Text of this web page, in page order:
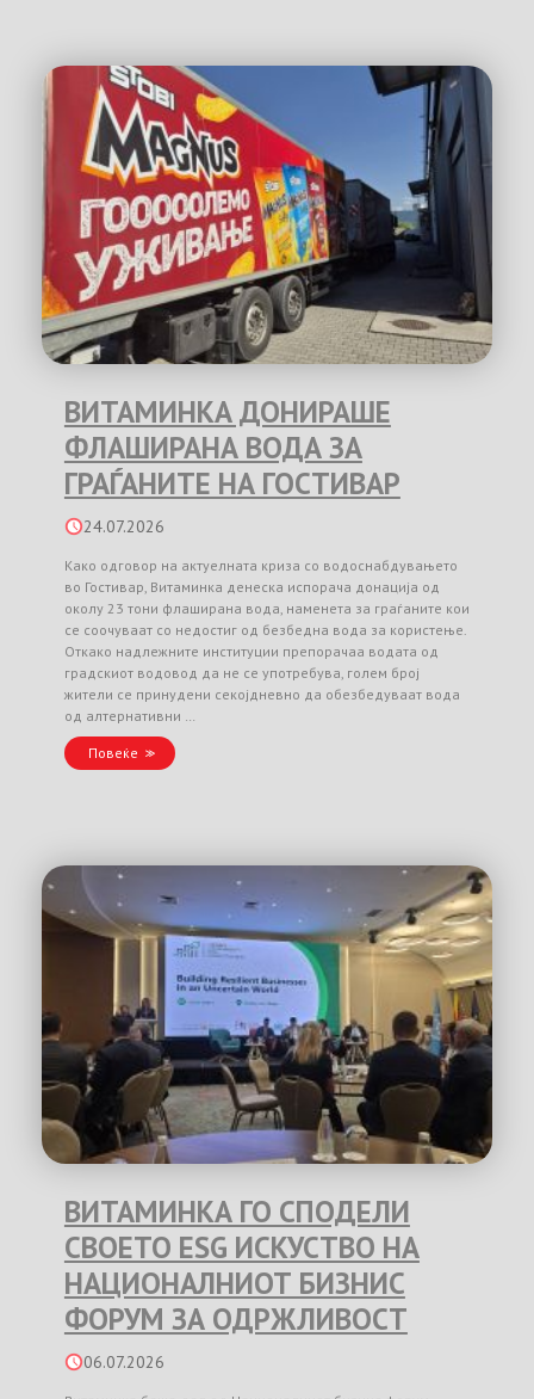
ВИТАМИНКА ДОНИРАШЕ
ФЛАШИРАНА ВОДА ЗА
ГРАЃАНИТЕ НА ГОСТИВАР
24.07.2026
Како одговор на актуелната криза со водоснабдувањето
во Гостивар, Витаминка денеска испорача донација од
околу 23 тони флаширана вода, наменета за граѓаните кои
се соочуваат со недостиг од безбедна вода за користење.
Откако надлежните институции препорачаа водата од
градскиот водовод да не се употребува, голем број
жители се принудени секојдневно да обезбедуваат вода
од алтернативни …
Повеќе
ВИТАМИНКА ГО СПОДЕЛИ
СВОЕТО ESG ИСКУСТВО НА
НАЦИОНАЛНИОТ БИЗНИС
ФОРУМ ЗА ОДРЖЛИВОСТ
06.07.2026